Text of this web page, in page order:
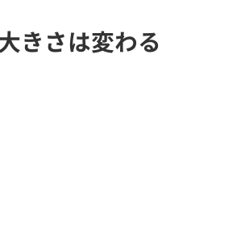
きさは変わる